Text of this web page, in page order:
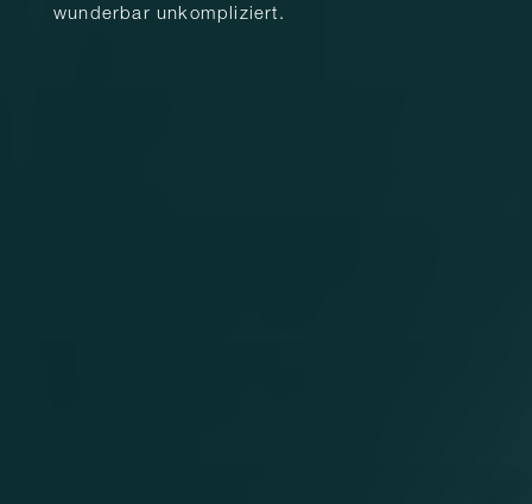
wunderbar unkompliziert.